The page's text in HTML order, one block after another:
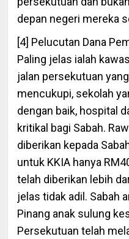
depan negeri mereka
[4] Pelucutan Dana
Paling jelas ialah
jalan persekutuan
mencukupi, sekolah
dengan baik, hospital
kritikal bagi Sabah.
diberikan kepada
untuk KKIA hanya
telah diberikan lebih
jelas tidak adil. Sabah
Pinang anak sulung
Persekutuan telah